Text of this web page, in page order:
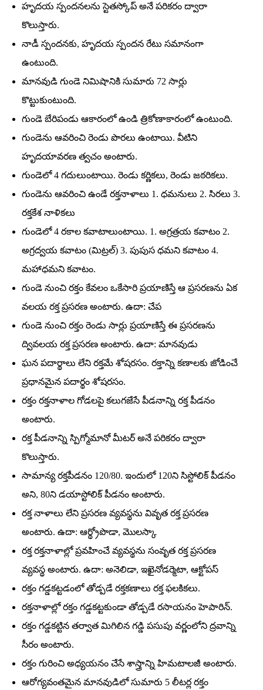
హృదయ స్పందనలను స్టెతస్కోప్‌ అనే పరికరం ద్వారా
కొలుస్తారు.
నాడీ స్పందనకు, హృదయ స్పందన రేటు సమానంగా
ఉంటుంది.
మానవుడి గుండె నిమిషానికి సుమారు 72 సార్లు
కొట్టుకుంటుంది.
గుండె బేరిపండు ఆకారంలో ఉండి త్రికోణాకారంలో ఉంటుంది.
గుండెను ఆవరించి రెండు పొరలు ఉంటాయి. వీటిని
హృదయావరణ త్వచం అంటారు.
గుండెలో 4 గదులుంటాయి. రెండు కర్ణికలు, రెండు జఠరికలు.
గుండెను ఆవరించి ఉండే రక్తనాళాలు 1. ధమనులు 2. సిరలు 3.
రక్తకేశ నాళికలు
గుండెలో 4 రకాల కవాటాలుంటాయి. 1. అగ్రత్రయ కవాటం 2.
అగ్రద్వయ కవాటం (మిట్రల్‌) 3. పుపుస ధమని కవాటం 4.
మహాధమని కవాటం.
గుండె నుంచి రక్తం కేవలం ఒకేసారి ప్రయాణిస్తే ఆ ప్రసరణను ఏక
వలయ రక్త ప్రసరణ అంటారు. ఉదా: చేప
గుండె నుంచి రక్తం రెండు సార్లు ప్రయాణిస్తే ఈ ప్రసరణను
ద్వివలయ రక్త ప్రసరణ అంటారు. ఉదా: మానవుడు
ఘన పదార్థాలు లేని రక్తమే శోషరసం. రక్తాన్ని కణాలకు జోడించే
ప్రధానమైన పదార్థం శోషరసం.
రక్తం రక్తనాళాల గోడలపై కలుగజేసే పీడనాన్ని రక్త పీడనం
అంటారు.
రక్త పీడనాన్ని స్పిగ్మోమానో మీటర్‌ అనే పరికరం ద్వారా
కొలుస్తారు.
సామాన్య రక్తపీడనం 120/80. ఇందులో 120ని సిస్టోలిక్‌ పీడనం
అని, 80ని డయాస్టోలిక్‌ పీడనం అంటారు.
రక్త నాళాలు లేని ప్రసరణ వ్యవస్థను వివృత రక్త ప్రసరణ
అంటారు. ఉదా: ఆర్థ్రోపొడా, మొలస్కా
రక్త రక్తనాళాల్లో ప్రవహించే వ్యవస్థను సంవృత రక్త ప్రసరణ
వ్యవస్థ అంటారు. ఉదా: అనెలిడా, ఇఖైనోడర్మెటా, ఆక్టోపస్‌
రక్తం గడ్డకట్టడంలో తోడ్పడే రక్తకణాలు రక్త ఫలకికలు.
రక్తనాళాల్లో రక్తం గడ్డకట్టకుండా తోడ్పడే రసాయనం హెపారిన్‌.
రక్తం గడ్డకట్టిన తర్వాత మిగిలిన గడ్డి పసుపు వర్ణంలోని ద్రవాన్ని
సీరం అంటారు.
రక్తం గురించి అధ్యయనం చేసే శాస్త్రాన్ని హిమటాలజీ అంటారు.
ఆరోగ్యవంతమైన మానవుడిలో సుమారు 5 లీటర్ల రక్తం